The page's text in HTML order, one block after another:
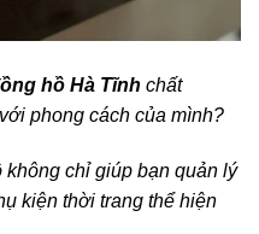
hồ Hà Tĩnh chất
phong cách của mình?
chỉ giúp bạn quản lý
kiện thời trang thể hiện